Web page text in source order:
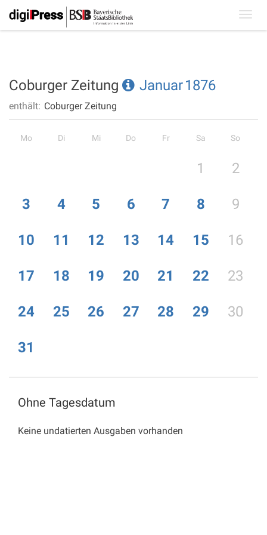
Coburger Zeitung Januar1876
enthält: Coburger Zeitung
Mo Di Mi Do Fr Sa So
1 2
3 4 5 6 7 8 9
10 11 12 13 14 15 16
17 18 19 20 21 22 23
24 25 26 27 28 29 30
31
Ohne Tagesdatum
Keine undatierten Ausgaben vorhanden